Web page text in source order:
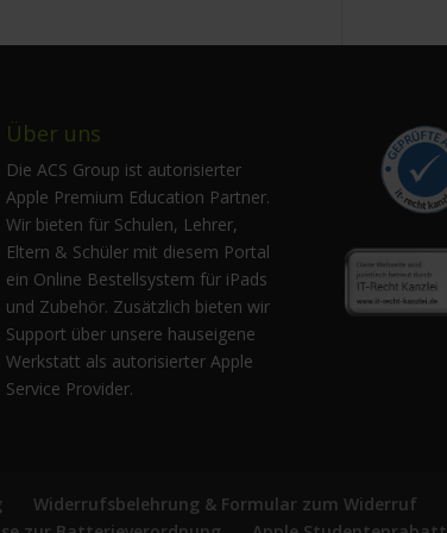
Über uns
Die ACS Group ist autorisierter
Apple Premium Education Partner.
Wir bieten für Schulen, Lehrer,
Eltern & Schüler mit diesem Portal
ein Online Bestellsystem für iPads
und Zubehör. Zusätzlich bieten wir
Support über unsere hauseigene
Werkstatt als autorisierter Apple
Service Provider.
Widerrufsbelehrung & Formular zum Widerruf